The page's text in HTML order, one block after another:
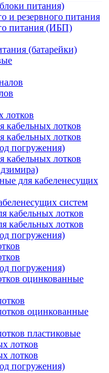
питания)
и резервного питания
питания (ИБП)
(батарейки)
лотков
кабельных лотков
кабельных лотков
погружения)
кабельных лотков
для кабеленесущих
систем
кабельных лотков
кабельных лотков
погружения)
погружения)
оцинкованные
оцинкованные
пластиковые
лотков
лотков
погружения)